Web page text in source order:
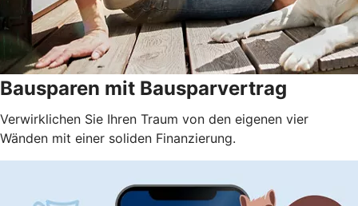
Bausparen mit Bausparvertrag
Verwirklichen Sie Ihren Traum von den eigenen vier
Wänden mit einer soliden Finanzierung.